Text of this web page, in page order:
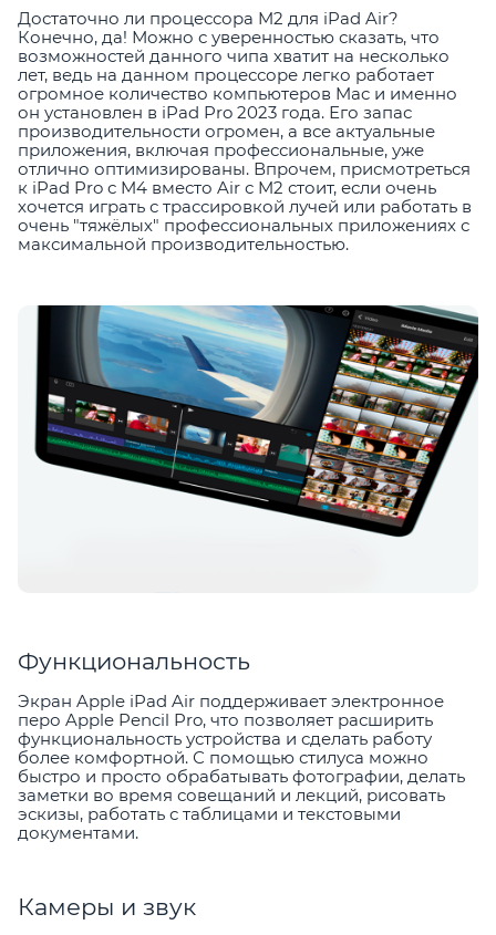
Достаточно ли процессора M2 для iPad Air?
Конечно, да! Можно с уверенностью сказать, что
возможностей данного чипа хватит на несколько
лет, ведь на данном процессоре легко работает
огромное количество компьютеров Mac и именно
он установлен в iPad Pro 2023 года. Его запас
производительности огромен, а все актуальные
приложения, включая профессиональные, уже
отлично оптимизированы. Впрочем, присмотреться
к iPad Pro с M4 вместо Air с M2 стоит, если очень
хочется играть с трассировкой лучей или работать в
очень "тяжёлых" профессиональных приложениях с
максимальной производительностью.
Функциональность
Экран Apple iPad Air поддерживает электронное
перо Apple Pencil Pro, что позволяет расширить
функциональность устройства и сделать работу
более комфортной. С помощью стилуса можно
быстро и просто обрабатывать фотографии, делать
заметки во время совещаний и лекций, рисовать
эскизы, работать с таблицами и текстовыми
документами.
Камеры и звук